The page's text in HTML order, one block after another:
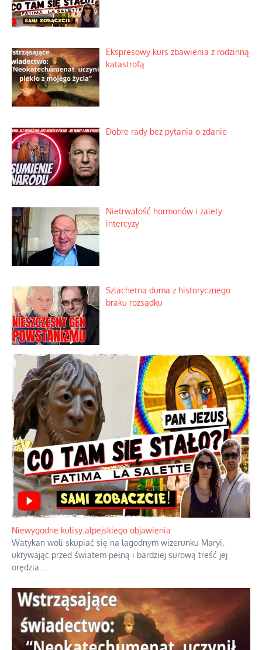
Ekspresowy kurs zbawienia z rodzinną
katastrofą
Dobre rady bez pytania o zdanie
Nietrwałość hormonów i zalety
intercyzy
Szlachetna duma z historycznego
braku rozsądku
Niewygodne kulisy alpejskiego objawienia
Watykan woli skupiać się na łagodnym wizerunku Maryi,
ukrywając przed światem pełną i bardziej surową treść jej
orędzia.